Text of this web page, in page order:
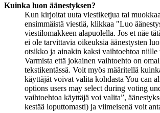
Kuinka luon äänestyksen?
Kun kirjoitat uuta viestiketjua tai
ensimmäistä viestiä, klikkaa "Luo
viestilomakkeen alapuolella. Jos et näe
ei ole tarvittavia oikeuksia äänestysten
otsikko ja ainakin kaksi vaihtoehtoa
Varmista että jokainen vaihtoehto on
tekstikentässä. Voit myös määritellä
käyttäjät voivat valita kohdasta You can
options users may select during voting
vaihtoehtoa käyttäjä voi valita”,
kestää loputtomasti) ja viimeisenä voit